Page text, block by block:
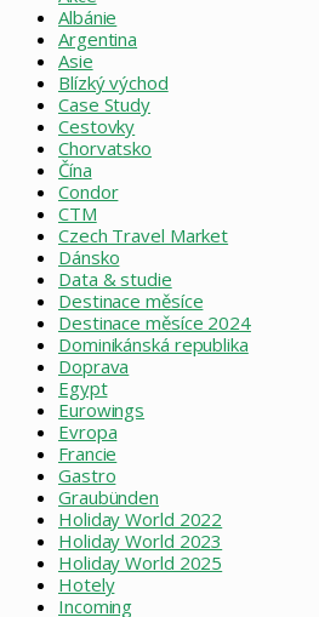
Albánie
Argentina
Asie
Blízký východ
Case Study
Cestovky
Chorvatsko
Čína
Condor
CTM
Czech Travel Market
Dánsko
Data & studie
Destinace měsíce
Destinace měsíce 2024
Dominikánská republika
Doprava
Egypt
Eurowings
Evropa
Francie
Gastro
Graubünden
Holiday World 2022
Holiday World 2023
Holiday World 2025
Hotely
Incoming